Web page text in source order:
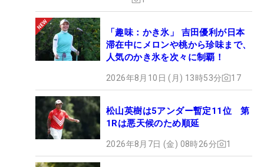
「趣味：かき氷」 吉田優利が日本
滞在中にメロンや桃から珍味まで、
人気のかき氷を次々に制覇！
2026年8月10日 (月) 13時53分 17
松山英樹は5アンダー暫定11位 第
1Rは悪天候のため順延
2026年8月7日 (金) 08時26分 1